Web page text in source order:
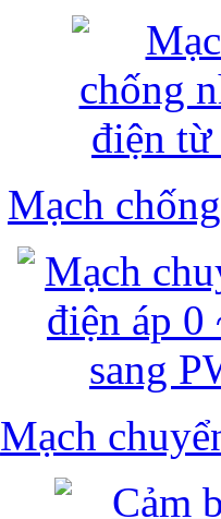
Mạch
Mạch